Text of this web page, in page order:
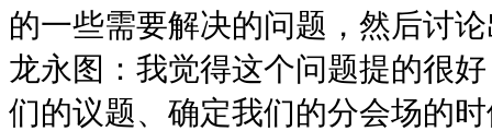
的一些需要解决的问题，然后讨
龙永图：我觉得这个问题提的很
们的议题、确定我们的分会场的